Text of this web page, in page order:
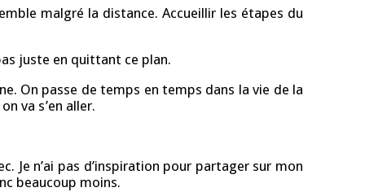
malgré la distance. Accueillir les étapes du
juste en quittant ce plan.
On passe de temps en temps dans la vie de la
va s’en aller.
Je n’ai pas d’inspiration pour partager sur mon
beaucoup moins.